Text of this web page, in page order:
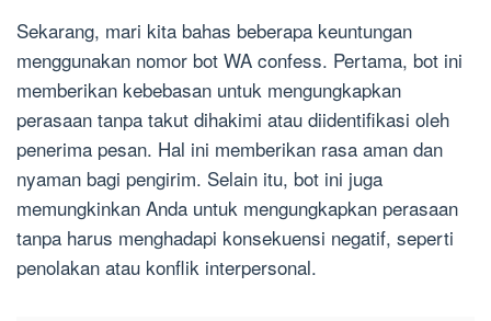
Sekarang, mari kita bahas beberapa keuntungan
menggunakan nomor bot WA confess. Pertama, bot ini
memberikan kebebasan untuk mengungkapkan
perasaan tanpa takut dihakimi atau diidentifikasi oleh
penerima pesan. Hal ini memberikan rasa aman dan
nyaman bagi pengirim. Selain itu, bot ini juga
memungkinkan Anda untuk mengungkapkan perasaan
tanpa harus menghadapi konsekuensi negatif, seperti
penolakan atau konflik interpersonal.